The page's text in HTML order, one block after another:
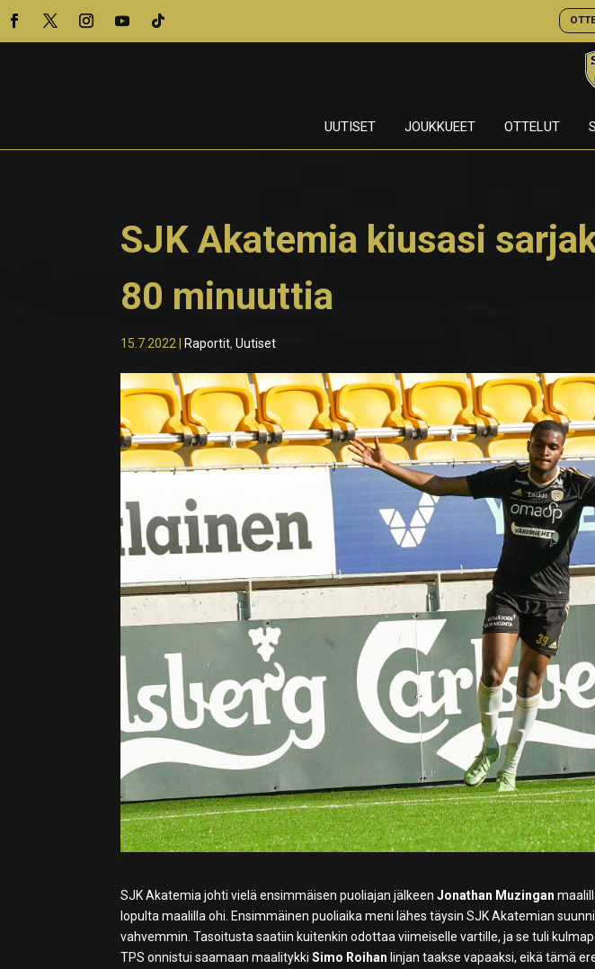
UUTISET JOUKKUEET OTTELUT
SJK Akatemia kiusasi
80 minuuttia
15.7.2022 Raportit,Uutiset
SJK Akatemia johti vielä ensimmäisen puoliajan jälkeenJonathan Muzingan
lopulta maalilla ohi. Ensimmäinen puoliaika meni lähes täysin SJK Akatemian
vahvemmin. Tasoitusta saatiin kuitenkin odottaa viimeiselle vartille, ja se tuli
TPS onnistui saamaan maalitykki Simo Roihan linjan taakse vapaaksi, eikä tämä